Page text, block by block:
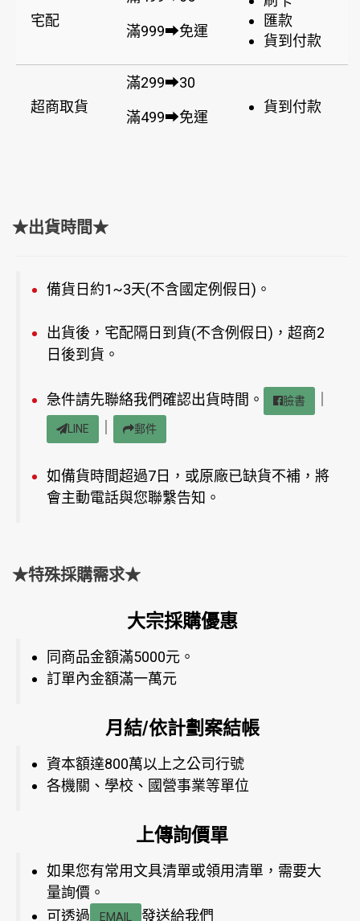
宅配
滿999➡免運
匯款
貨到付款
超商取貨
滿299➡30
滿499➡免運
貨到付款
★出貨時間★
備貨日約1~3天(不含國定例假日)。
出貨後，宅配隔日到貨(不含例假日)，超商2
日後到貨。
急件請先聯絡我們確認出貨時間。 臉書
LINE 郵件
如備貨時間超過7日，或原廠已缺貨不補，將
會主動電話與您聯繫告知。
★特殊採購需求★
大宗採購優惠
同商品金額滿5000元。
訂單內金額滿一萬元
月結/依計劃案結帳
資本額達800萬以上之公司行號
各機關、學校、國營事業等單位
上傳詢價單
如果您有常用文具清單或領用清單，需要大
量詢價。
可透過
EMAIL 發送給我們